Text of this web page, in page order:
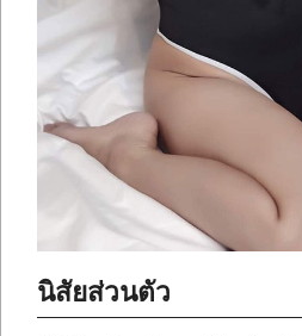
นิสัยส่วนตัว